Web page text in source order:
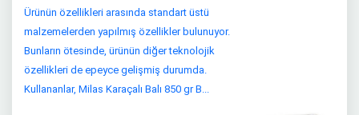
Ürünün özellikleri arasında standart üstü
malzemelerden yapılmış özellikler bulunuyor.
Bunların ötesinde, ürünün diğer teknolojik
özellikleri de epeyce gelişmiş durumda.
Kullananlar, Milas Karaçalı Balı 850 gr B...